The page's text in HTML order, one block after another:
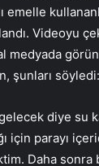
emelle
Videoyu
medyada
şunları söyledi:
gelecek diye su
için parayı
Daha sonra